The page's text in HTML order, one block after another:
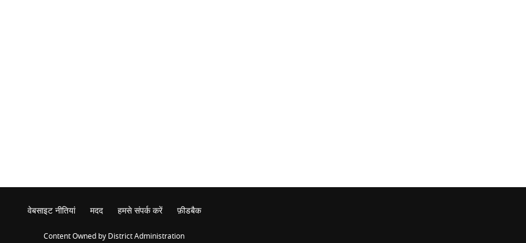
वेबसाइट नीतियां मदद हमसे संपर्क करें फ़ीडबैक
Content Owned by District Administration